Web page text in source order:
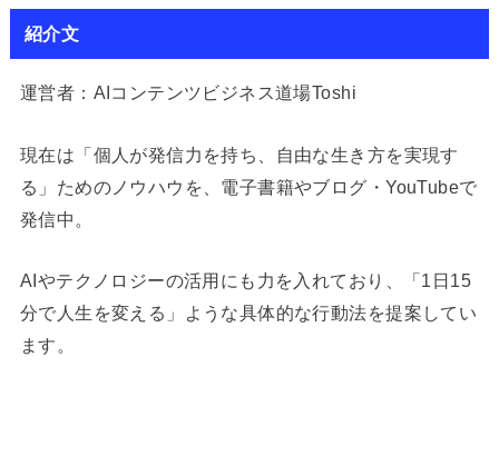
紹介文
運営者：AIコンテンツビジネス道場Toshi
現在は「個人が発信力を持ち、自由な生き方を実現す
る」ためのノウハウを、電子書籍やブログ・YouTubeで
発信中。
AIやテクノロジーの活用にも力を入れており、「1日15
分で人生を変える」ような具体的な行動法を提案してい
ます。